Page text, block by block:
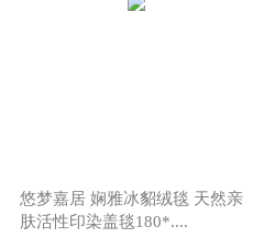
悠梦嘉居 娴雅冰貂绒毯 天然亲
肤活性印染盖毯180*....